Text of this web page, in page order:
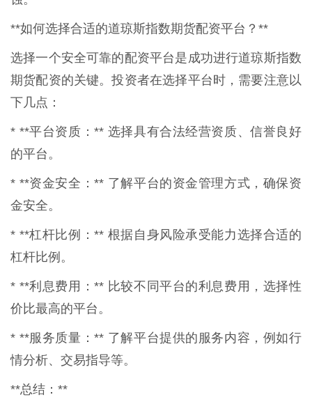
**如何选择合适的道琼斯指数期货配资平台？**
选择一个安全可靠的配资平台是成功进行道琼斯指数
期货配资的关键。投资者在选择平台时，需要注意以
下几点：
* **平台资质：** 选择具有合法经营资质、信誉良好
的平台。
* **资金安全：** 了解平台的资金管理方式，确保资
金安全。
* **杠杆比例：** 根据自身风险承受能力选择合适的
杠杆比例。
* **利息费用：** 比较不同平台的利息费用，选择性
价比最高的平台。
* **服务质量：** 了解平台提供的服务内容，例如行
情分析、交易指导等。
**总结：**